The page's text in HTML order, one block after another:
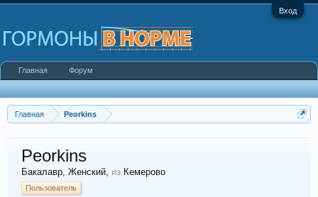
Вход
Главная Peorkins
Peorkins
Бакалавр, Женский, из Кемерово
Пользователь
Главная Форум